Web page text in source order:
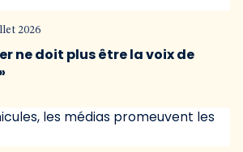
2026
ne doit plus être la voix de